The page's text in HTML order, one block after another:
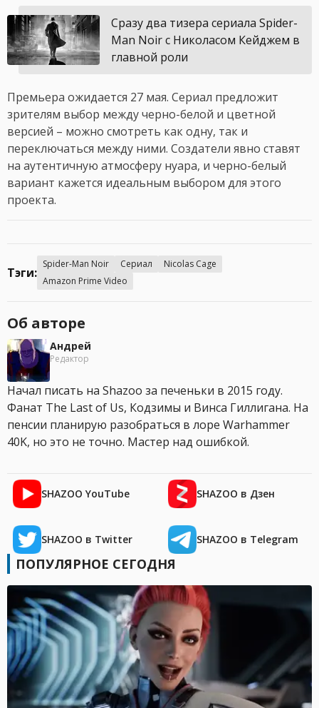
Сразу два тизера сериала Spider-
Man Noir с Николасом Кейджем в
главной роли
Премьера ожидается 27 мая. Сериал предложит
зрителям выбор между черно-белой и цветной
версией – можно смотреть как одну, так и
переключаться между ними. Создатели явно ставят
на аутентичную атмосферу нуара, и черно-белый
вариант кажется идеальным выбором для этого
проекта.
Тэги:
Spider-Man Noir Сериал
Nicolas Cage
Amazon Prime Video
Об авторе
Андрей
Редактор
Начал писать на Shazoo за печеньки в 2015 году.
Фанат The Last of Us, Кодзимы и Винса Гиллигана. На
пенсии планирую разобраться в лоре Warhammer
40K, но это не точно. Мастер над ошибкой.
SHAZOO YouTube SHAZOO в Дзен
SHAZOO в Twitter SHAZOO в Telegram
ПОПУЛЯРНОЕ СЕГОДНЯ